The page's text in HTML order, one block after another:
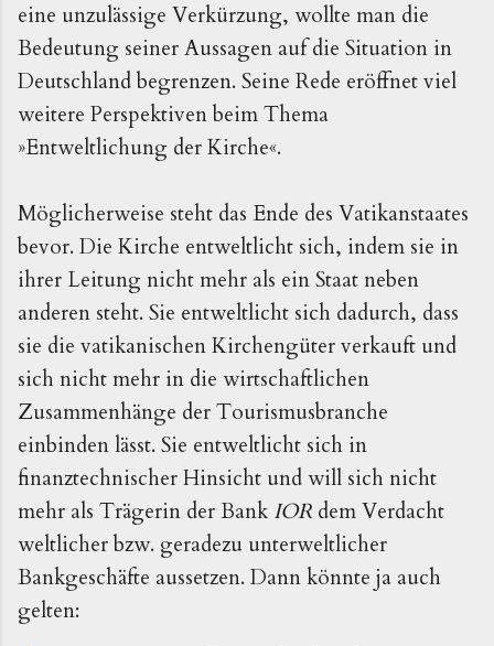
eine unzulässige Verkürzung, wollte man die
Bedeutung seiner Aussagen auf die Situation in
Deutschland begrenzen. Seine Rede eröffnet viel
weitere Perspektiven beim Thema
»Entweltlichung der Kirche«.
Möglicherweise steht das Ende des Vatikanstaates
bevor. Die Kirche entweltlicht sich, indem sie in
ihrer Leitung nicht mehr als ein Staat neben
anderen steht. Sie entweltlicht sich dadurch, dass
sie die vatikanischen Kirchengüter verkauft und
sich nicht mehr in die wirtschaftlichen
Zusammenhänge der Tourismusbranche
einbinden lässt. Sie entweltlicht sich in
finanztechnischer Hinsicht und will sich nicht
mehr als Trägerin der Bank IOR dem Verdacht
weltlicher bzw. geradezu unterweltlicher
Bankgeschäfte aussetzen. Dann könnte ja auch
gelten: